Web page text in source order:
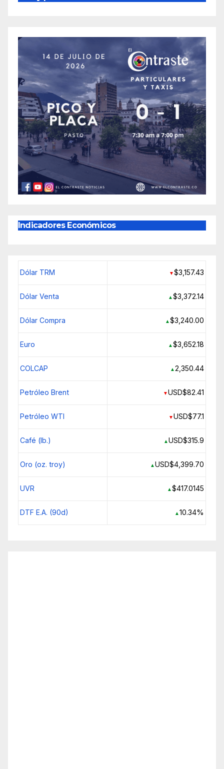
Indicadores Económicos
Dólar TRM ▼$3,157.43
Dólar Venta ▲$3,372.14
Dólar Compra ▲$3,240.00
Euro ▲$3,652.18
COLCAP ▲2,350.44
Petróleo Brent ▼USD$82.41
Petróleo WTI ▼USD$77.1
Café (lb.) ▲USD$315.9
Oro (oz. troy) ▲USD$4,399.70
UVR ▲$417.0145
DTF E.A. (90d) ▲10.34%